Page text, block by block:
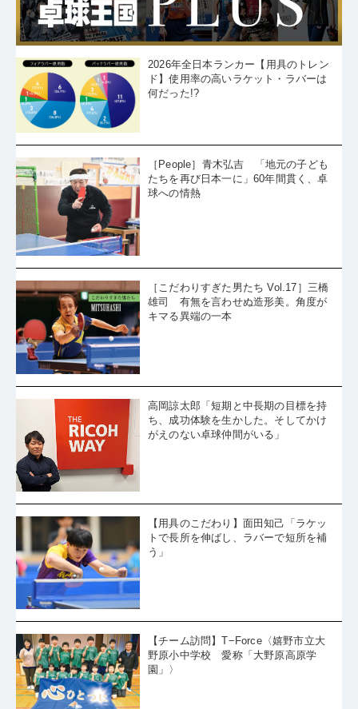
2026年全日本ランカー【用具のトレン
ド】使用率の高いラケット・ラバーは
何だった!?
［People］青木弘吉 「地元の子ども
たちを再び日本一に」60年間貫く、卓
球への情熱
［こだわりすぎた男たち Vol.17］三橋
雄司 有無を言わせぬ造形美。角度が
キマる異端の一本
高岡諒太郎「短期と中長期の目標を持
ち、成功体験を生かした。そしてかけ
がえのない卓球仲間がいる」
【用具のこだわり】面田知己「ラケッ
トで長所を伸ばし、ラバーで短所を補
う」
【チーム訪問】T−Force〈嬉野市立大
野原小中学校 愛称「大野原高原学
園」〉